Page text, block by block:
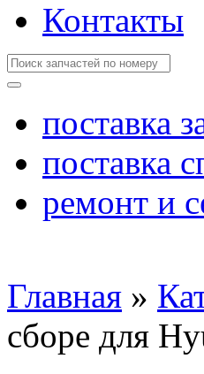
Контакты
поставка
поставка
ремонт и
Главная »
сборе для